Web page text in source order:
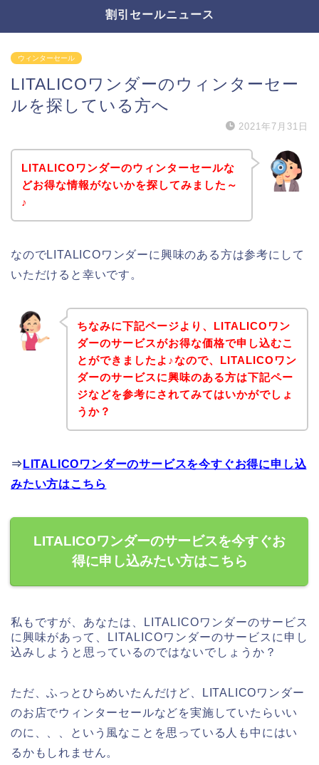
割引セールニュース
ウィンターセール
LITALICOワンダーのウィンターセー
ルを探している方へ
2021年7月31日
LITALICOワンダーのウィンターセールな
どお得な情報がないかを探してみました～
♪
なのでLITALICOワンダーに興味のある方は参考にして
いただけると幸いです。
ちなみに下記ページより、LITALICOワン
ダーのサービスがお得な価格で申し込むこ
とができましたよ♪なので、LITALICOワン
ダーのサービスに興味のある方は下記ペー
ジなどを参考にされてみてはいかがでしょ
うか？
⇒ LITALICOワンダーのサービスを今すぐお得に申し込
みたい方はこちら
LITALICOワンダーのサービスを今すぐお
得に申し込みたい方はこちら
私もですが、あなたは、LITALICOワンダーのサービス
に興味があって、LITALICOワンダーのサービスに申し
込みしようと思っているのではないでしょうか？
ただ、ふっとひらめいたんだけど、LITALICOワンダー
のお店でウィンターセールなどを実施していたらいい
のに、、、という風なことを思っている人も中にはい
るかもしれません。